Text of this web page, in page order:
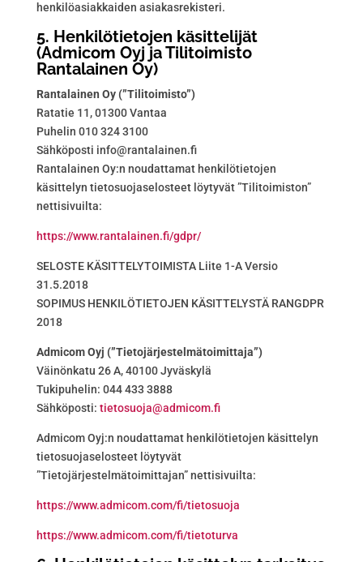
henkilöasiakkaiden asiakasrekisteri.
5. Henkilötietojen käsittelijät
(Admicom Oyj ja Tilitoimisto
Rantalainen Oy)
Rantalainen Oy (”Tilitoimisto”)
Ratatie 11, 01300 Vantaa
Puhelin 010 324 3100
Sähköposti
if.ne
niala
tnar@
ofni
Rantalainen Oy:n noudattamat henkilötietojen
käsittelyn tietosuojaselosteet löytyvät ”Tilitoimiston”
nettisivuilta:
https://www.rantalainen.fi/gdpr/
SELOSTE KÄSITTELYTOIMISTA Liite 1-A Versio
31.5.2018
SOPIMUS HENKILÖTIETOJEN KÄSITTELYSTÄ RANGDPR
2018
Admicom Oyj (”Tietojärjestelmätoimittaja”)
Väinönkatu 26 A, 40100 Jyväskylä
Tukipuhelin: 044 433 3888
Sähköposti:
if.mo
cimda
@ajou
sotei
t
Admicom Oyj:n noudattamat henkilötietojen käsittelyn
tietosuojaselosteet löytyvät
”Tietojärjestelmätoimittajan” nettisivuilta:
https://www.admicom.com/fi/tietosuoja
https://www.admicom.com/fi/tietoturva